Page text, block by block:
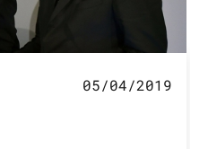
05/04/2019